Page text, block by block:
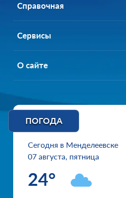
Справочная
Сервисы
О сайте
ПОГОДА
Сегодня в Менделеевске
07 августа, пятница
24°